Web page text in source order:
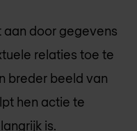
door gegevens
relaties toe te
breder beeld van
hen actie te
is.